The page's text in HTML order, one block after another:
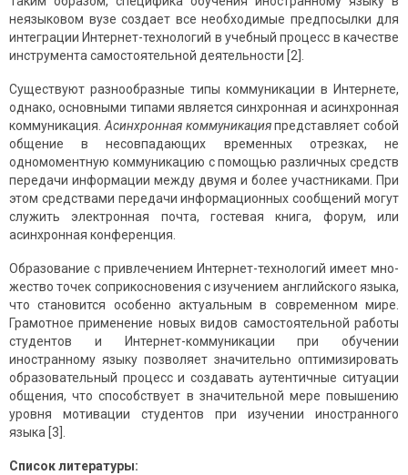
неязыковом вузе создает все необходимые предпосылки для
интегра­ции Интернет-технологий в учебный процесс в качестве
инструмента самостоятельной деятельности [2].
Существуют разнообразные типы коммуникации в Интернете,
однако, основными типами является синхронная и асинхронная
коммуникация. Асинхронная коммуникацияпредставляет собой
обще­ние в несовпадающих временных отрезках, не
одномоментную комму­никацию с помощью различных средств
передачи информации между двумя и более участниками. При
этом средствами передачи информа­ционных сообщений могут
служить электронная почта, гостевая книга, форум, или
асинхронная конференция.
Образование с привлечением Интернет-технологий имеет мно­
жество точек соприкосновения с изучением английского языка,
что становится особенно актуальным в современном мире.
Грамотное применение новых видов самостоятельной работы
студентов и Интернет-коммуникации при обучении
иностранному языку позволяет значительно оптимизировать
образовательный процесс и создавать аутентичные ситуации
общения, что способствует в значительной мере повышению
уровня мотивации студентов при изучении иностранного
языка [3].
Список литературы: